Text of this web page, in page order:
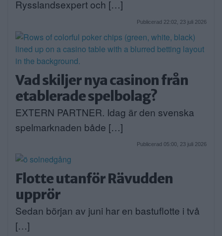
Rysslandsexpert och […]
Publicerad 22:02, 23 juli 2026
Vad skiljer nya casinon från
etablerade spelbolag?
EXTERN PARTNER. Idag är den svenska
spelmarknaden både […]
Publicerad 05:00, 23 juli 2026
Flotte utanför Rävudden
upprör
Sedan början av juni har en bastuflotte i två
[…]